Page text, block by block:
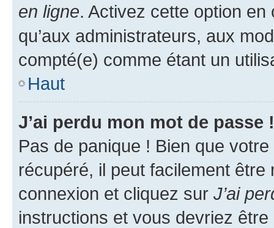
en ligne. Activez cette option
qu’aux administrateurs, aux
compté(e) comme étant un
Haut
J’ai perdu mon mot de passe !
Pas de panique ! Bien que
récupéré, il peut facilement
connexion et cliquez sur J’ai
instructions et vous devriez